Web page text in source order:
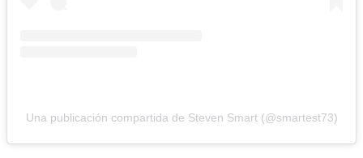
Una publicación compartida de Steven Smart (@smartest73)